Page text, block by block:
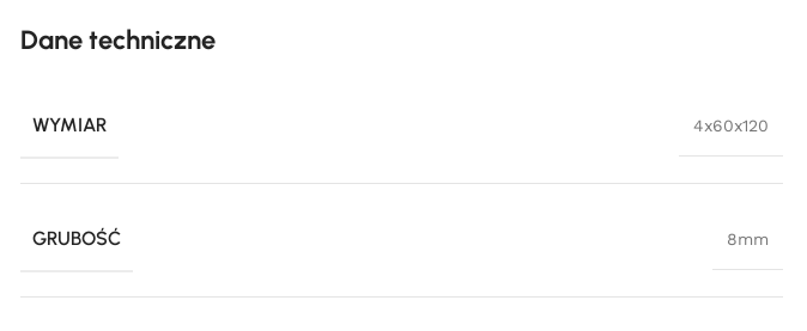
Dane techniczne
WYMIAR 4x60x120
GRUBOŚĆ 8mm